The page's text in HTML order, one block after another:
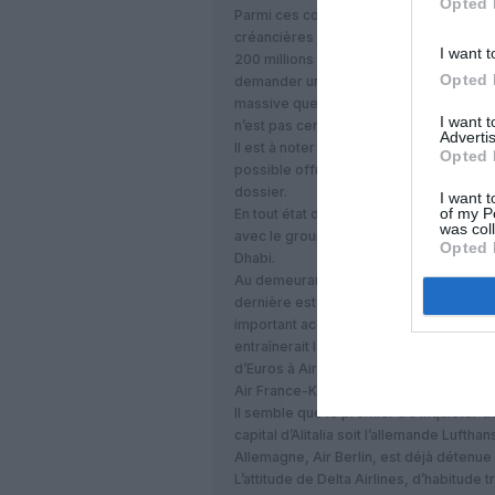
I want
Opted
I want
Opted
I want
of my
was
Opted
Parmi ces conditions, on peut
créancières d’Alitalia la mise en place
200 millions d’Euros en faveur du
demander une restructuration de la
massive que celle réclamée par Air
n’est pas certain d’emporter
Il est à noter que la même source
possible offre d’Etihad sur Alitalia
dossier.
En tout état de cause,
avec le groupe franco-hollandais,
Dhabi.
Au demeurant, Air France-Klm reste
dernière est liée par son appartenance
important accord de partage de
entraînerait l’obligation de verser des
d’Euros à Air France-Klm. On imagine
Air France-Klm et Etihad se
Il semble que le premier à s’inquiéter
capital d’Alitalia soit l’allemande
Allemagne, Air Berlin, est déjà détenue
L’attitude de Delta Airlines,